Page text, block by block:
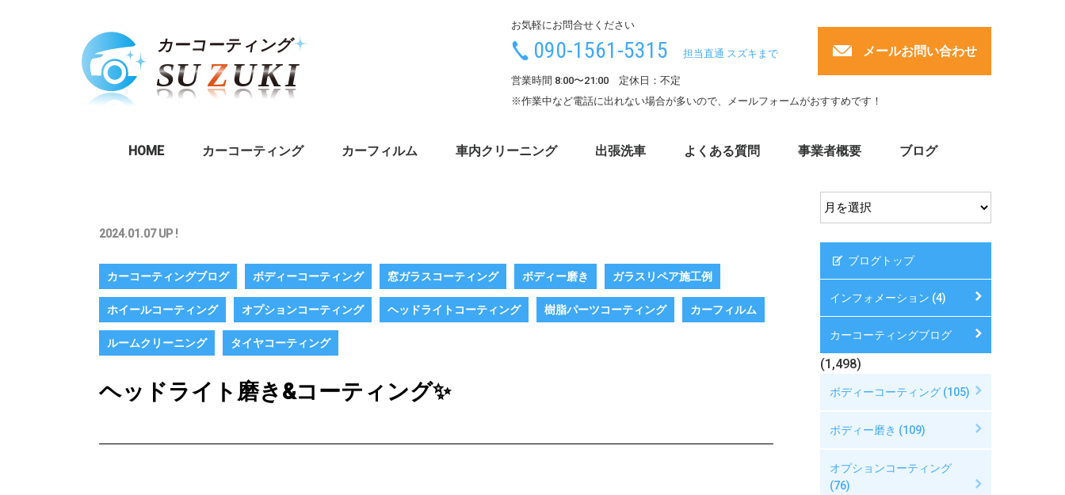
お気軽にお問合せください
090-1561-5315 担当直通 スズキまで
営業時間 8:00〜21:00 定休日：不定
メールお問い合わせ
※作業中など電話に出れない場合が多いので、メールフォームがおすすめです！
HOME カーコーティング カーフィルム 車内クリーニング 出張洗車 よくある質問 事業者概要 ブログ
2024.01.07 UP !
カーコーティングブログ ボディーコーティング 窓ガラスコーティング ボディー磨き ガラスリペア施工例
ホイールコーティング オプションコーティング ヘッドライトコーティング 樹脂パーツコーティング カーフィルム
ルームクリーニング タイヤコーティング
ヘッドライト磨き&コーティング✨
ブログトップ
インフォメーション (4)
カーコーティングブログ
(1,498)
ボディーコーティング (105)
ボディー磨き (109)
オプションコーティング
(76)